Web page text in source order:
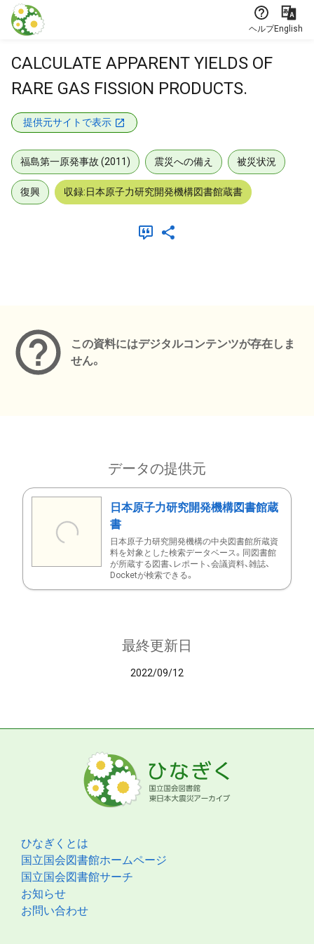
本文に飛ぶ
ヘルプEnglish
CALCULATE APPARENT YIELDS OF
RARE GAS FISSION PRODUCTS.
提供元サイトで表示
福島第一原発事故 (2011) 震災への備え 被災状況
復興 収録:日本原子力研究開発機構図書館蔵書
この資料にはデジタルコンテンツが存在しま
せん。
データの提供元
日本原子力研究開発機構図書館蔵
書
日本原子力研究開発機構の中央図書館所蔵資
料を対象とした検索データベース。同図書館
が所蔵する図書、レポート、会議資料、雑誌、
Docketが検索できる。
最終更新日
2022/09/12
ひなぎくとは
国立国会図書館ホームページ
国立国会図書館サーチ
お知らせ
お問い合わせ